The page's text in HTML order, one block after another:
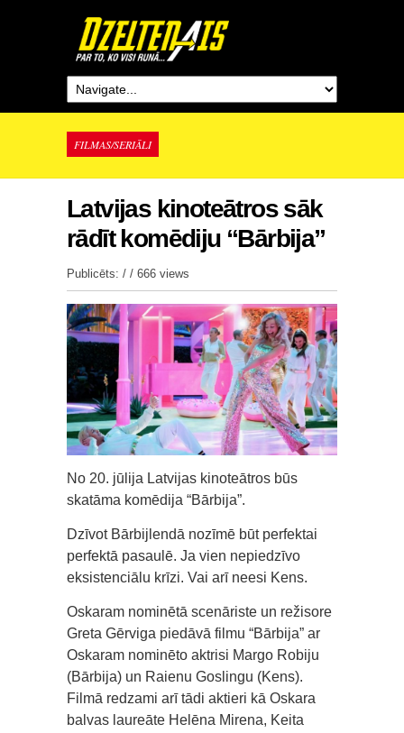
FILMAS/SERIĀLI
Latvijas kinoteātros sāk
rādīt komēdiju “Bārbija”
Publicēts: / / 666 views
No 20. jūlija Latvijas kinoteātros būs
skatāma komēdija “Bārbija”.
Dzīvot Bārbijlendā nozīmē būt perfektai
perfektā pasaulē. Ja vien nepiedzīvo
eksistenciālu krīzi. Vai arī neesi Kens.
Oskaram nominētā scenāriste un režisore
Greta Gērviga piedāvā filmu “Bārbija” ar
Oskaram nominēto aktrisi Margo Robiju
(Bārbija) un Raienu Goslingu (Kens).
Filmā redzami arī tādi aktieri kā Oskara
balvas laureāte Helēna Mirena, Keita